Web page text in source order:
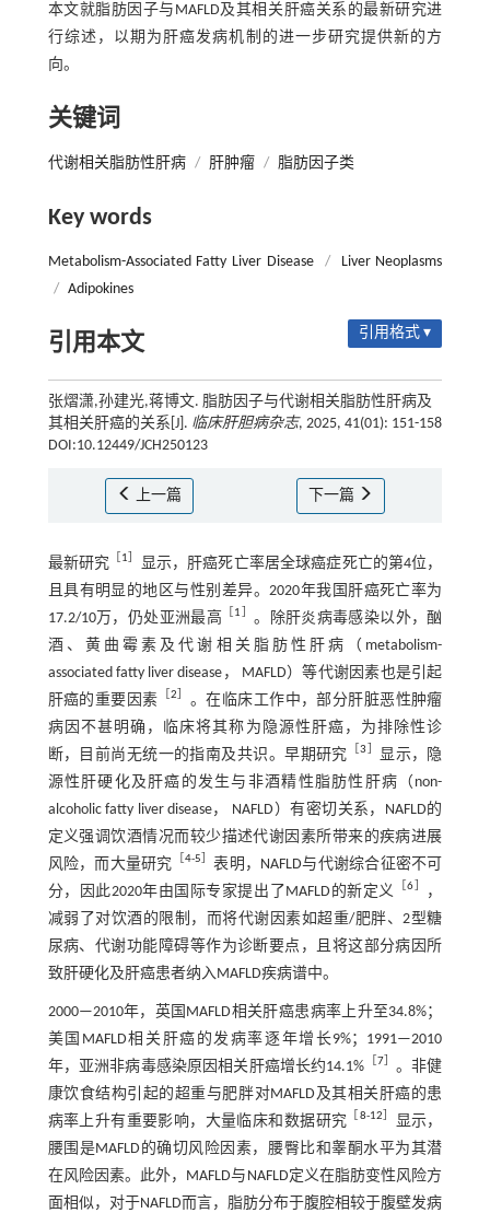
本文就脂肪因子与MAFLD及其相关肝癌关系的最新研究进
行综述，以期为肝癌发病机制的进一步研究提供新的方
向。
关键词
代谢相关脂肪性肝病 / 肝肿瘤 / 脂肪因子类
Key words
Metabolism-Associated Fatty Liver Disease /
Liver Neoplasms
/ Adipokines
引用本文 引用格式 ▾
张熠潇,孙建光,蒋博文. 脂肪因子与代谢相关脂肪性肝病及
其相关肝癌的关系[J]. 临床肝胆病杂志, 2025, 41(01): 151-158
DOI:10.12449/JCH250123
上一篇 下一篇
最新研究 ［1］
显示，肝癌死亡率居全球癌症死亡的第4位，
且具有明显的地区与性别差异。2020年我国肝癌死亡率为
17.2/10万，仍处亚洲最高 ［1］ 。除肝炎病毒感染以外，酗
酒、黄曲霉素及代谢相关脂肪性肝病（metabolism-
associated fatty liver disease， MAFLD）等代谢因素也是引起
肝癌的重要因素 ［2］ 。在临床工作中，部分肝脏恶性肿瘤
病因不甚明确，临床将其称为隐源性肝癌，为排除性诊
断，目前尚无统一的指南及共识。早期研究 ［3］
显示，隐
源性肝硬化及肝癌的发生与非酒精性脂肪性肝病（non-
alcoholic fatty liver disease， NAFLD）有密切关系，NAFLD的
定义强调饮酒情况而较少描述代谢因素所带来的疾病进展
风险，而大量研究 ［4-5］ 表明，NAFLD与代谢综合征密不可
分，因此2020年由国际专家提出了MAFLD的新定义
［6］
，
减弱了对饮酒的限制，而将代谢因素如超重/肥胖、2型糖
尿病、代谢功能障碍等作为诊断要点，且将这部分病因所
致肝硬化及肝癌患者纳入MAFLD疾病谱中。
2000—2010年，英国MAFLD相关肝癌患病率上升至34.8%；
美国MAFLD相关肝癌的发病率逐年增长9%；1991—2010
年，亚洲非病毒感染原因相关肝癌增长约14.1% ［7］ 。非健
康饮食结构引起的超重与肥胖对MAFLD及其相关肝癌的患
病率上升有重要影响，大量临床和数据研究 ［8-12］
显示，
腰围是MAFLD的确切风险因素，腰臀比和睾酮水平为其潜
在风险因素。此外，MAFLD与NAFLD定义在脂肪变性风险方
面相似，对于NAFLD而言，脂肪分布于腹腔相较于腹壁发病